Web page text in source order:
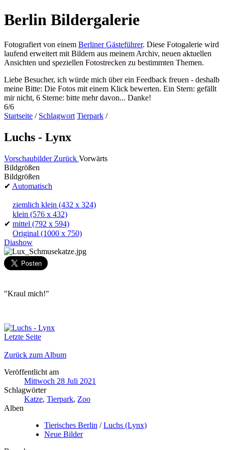
Berlin Bildergalerie
Fotografiert von einem Berliner Gästeführer. Diese Fotogalerie wird
laufend erweitert mit Bildern aus meinem Archiv, neuen aktuellen
Ansichten und speziellen Fotostrecken zu bestimmten Themen.
Liebe Besucher, ich würde mich über ein Feedback freuen - deshalb
meine Bitte: Die Fotos mit einem Klick bewerten. Ein Stern: gefällt
mir nicht, 6 Sterne: bitte mehr davon... Danke!
6/6
Startseite / Schlagwort Tierpark /
Luchs - Lynx
Vorschaubilder Zurück Vorwärts
Bildgrößen
Bildgrößen
✔ Automatisch
ziemlich klein (432 x 324)
klein (576 x 432)
✔ mittel (792 x 594)
Original (1000 x 750)
Diashow
"Kraul mich!"
Letzte Seite
Zurück zum Album
Veröffentlicht am
Mittwoch 28 Juli 2021
Schlagwörter
Katze, Tierpark, Zoo
Alben
Tierisches Berlin /Luchs (Lynx)
Neue Bilder